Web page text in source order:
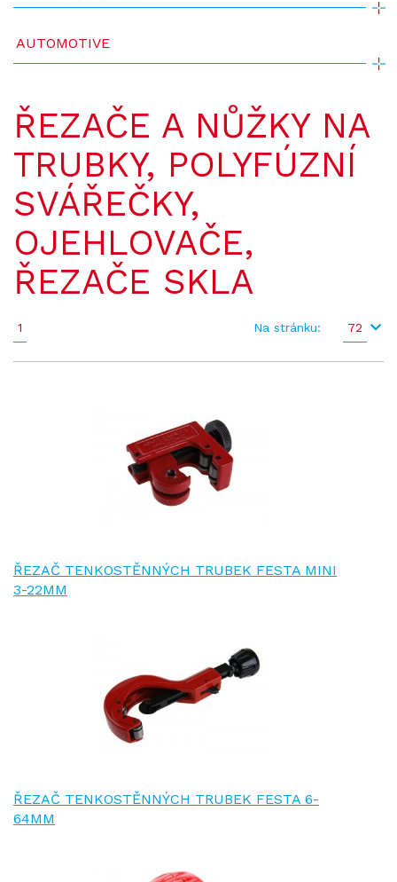
AUTOMOTIVE
ŘEZAČE A NŮŽKY NA
TRUBKY, POLYFÚZNÍ
SVÁŘEČKY,
OJEHLOVAČE,
ŘEZAČE SKLA
1 Na stránku: 72
ŘEZAČ TENKOSTĚNNÝCH TRUBEK FESTA MINI
3-22MM
ŘEZAČ TENKOSTĚNNÝCH TRUBEK FESTA 6-
64MM